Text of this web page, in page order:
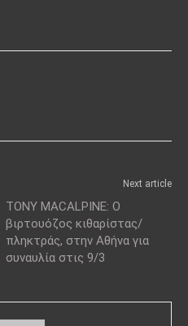
Next article
TONY MACALPINE: Ο
βιρτουόζος κιθαρίστας/
πληκτράς, στην Αθήνα για
συναυλία στις 9/3